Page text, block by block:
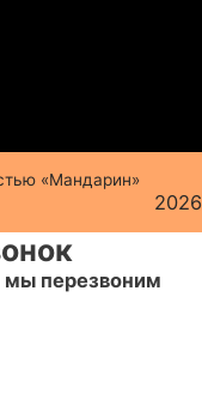
«Мандарин»
2026
мы перезвоним